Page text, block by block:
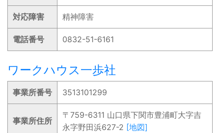
対応障害 精神障害
電話番号 0832-51-6161
ワークハウス一歩社
事業所番号 3513101299
事業所住所
〒759-6311 山口県下関市豊浦町大字吉
永字野田浜627-2 [地図]